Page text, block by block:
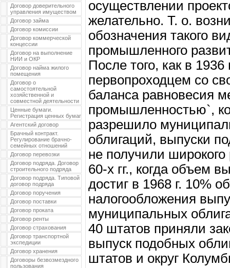
Договор доверительного
управления имуществом
Договор займа
Договор комиссии
Договор коммерческой
концессии
Договор на выполнение
НИИ и ОКР
Договор найма жилого
помещения
Договор о
самостоятельной
хозяйственной и
совместной деятельности
Ценные бумаги.
Регистрация ценных бумаг
Агентский договор
Брачный контракт.
Регулирование брачно-
семейных отношений
Договор перевозки
Договор подряда. Договор
строительного подряда
Договор подряда. Типовой
договор подряда
Договор поручения
Договор поставки
Договор проката
Договор ренты
Договор страхования
Договор транспортной
экспедиции
Договор хранения
Договоры безвозмездного
пользования
осуществлении
желательно. Т. о.
обозначения такого
промышленного
После того, как в
первопроходцем со
баланса равновесия
промышленностью`,
разрешило
облигаций, выпуски
не получили
60-х гг., когда объем
достиг в 1968 г. 10%
налогообложения
муниципальных
40 штатов приняли
выпуск подобных
штатов и округ